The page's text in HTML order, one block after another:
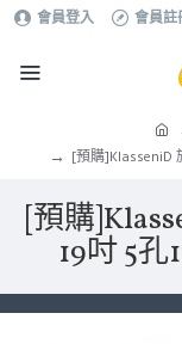
會員登入 會員註
[預購]KlasseniD
[預購
19吋 5孔